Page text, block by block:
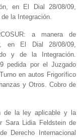
en El Dial 28/08/09,
la Integración.
a manera de
en El Dial 28/08/09,
y de la Integración.
pedida por el Juzgado
en autos Frigorífico
y Otros. Cobro de
de la ley aplicable y la
Sara Lidia Feldstein de
Derecho Internacional